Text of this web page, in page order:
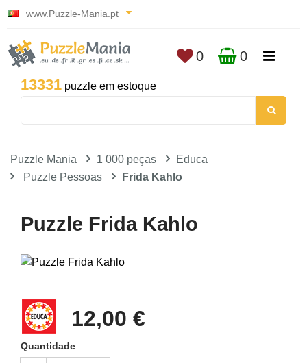
www.Puzzle-Mania.pt
13331 puzzle em estoque
0 0
Puzzle Mania 1 000 peças
Educa
Puzzle Pessoas
Frida Kahlo
Puzzle Frida Kahlo
12,00 €
Quantidade